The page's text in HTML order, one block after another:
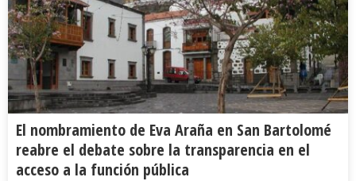
El nombramiento de Eva Araña en San Bartolomé
reabre el debate sobre la transparencia en el
acceso a la función pública